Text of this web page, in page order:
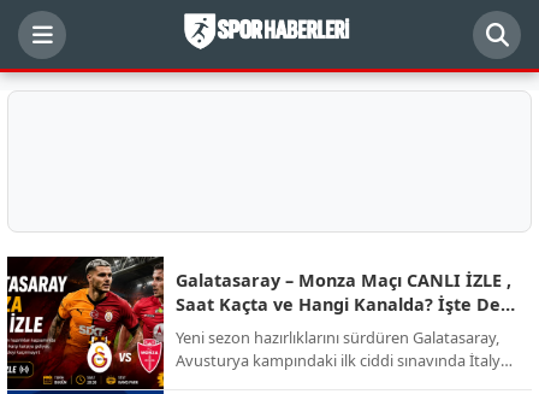
Galatasaray – Monza Maçı CANLI İZLE ,
Saat Kaçta ve Hangi Kanalda? İşte Dev
Randevunun Detayları
Yeni sezon hazırlıklarını sürdüren Galatasaray,
Avusturya kampındaki ilk ciddi sınavında İtalyan